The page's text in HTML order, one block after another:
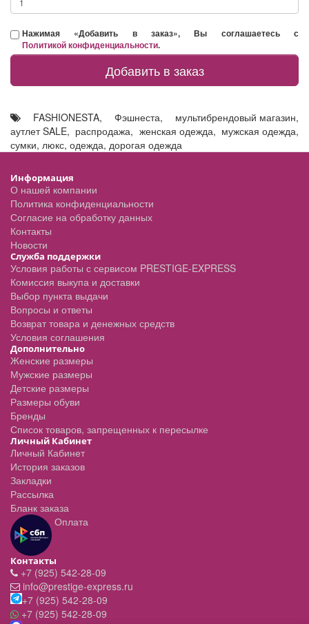
Нажимая «Добавить в заказ», Вы соглашаетесь с
Политикой конфиденциальности.
Добавить в заказ
FASHIONESTA, Фэшнеста, мультибрендовый магазин,
аутлет SALE, распродажа, женская одежда, мужская одежда,
сумки, люкс, одежда, дорогая одежда
Информация
О нашей компании
Политика конфиденциальности
Согласие на обработку данных
Контакты
Новости
Служба поддержки
Условия работы с сервисом PRESTIGE-EXPRESS
Комиссия выкупа и доставки
Выбор пункта выдачи
Вопросы и ответы
Возврат товара и денежных средств
Условия соглашения
Дополнительно
Женские размеры
Мужские размеры
Детские размеры
Размеры обуви
Бренды
Список товаров, запрещенных к пересылке
Личный Кабинет
Личный Кабинет
История заказов
Закладки
Рассылка
Бланк заказа
Оплата
Контакты
+7 (925) 542-28-09
info@prestige-express.ru
+7 (925) 542-28-09
+7 (925) 542-28-09